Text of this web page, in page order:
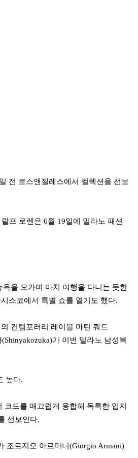
전 로스앤젤레스에서 컬렉션을 선보
프 로렌은 6월 19일에 밀라노 패션
을 오가며 마치 여행을 다니는 듯한
스코에서 특별 쇼를 열기도 했다.
컨템포러리 레이블 마틴 쿼드
가 이번 밀라노 남성복
높다.
드를 매끄럽게 융합해 독특한 입지
선보인다.
조르지오 아르마니(Giorgio Armani)